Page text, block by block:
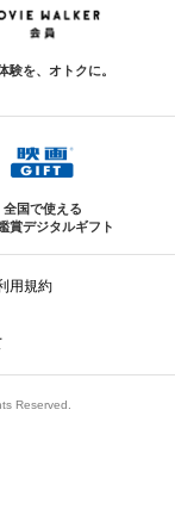
験を、オトクに。
全国で使える
賞デジタルギフト
用規約
Reserved.